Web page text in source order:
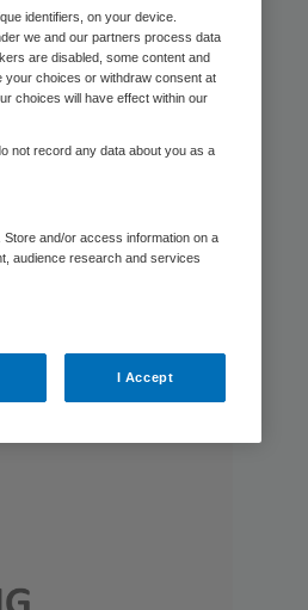
keer gelezen
identifiers, on your device.
we and our partners process data
are disabled, some content and
your choices or withdraw consent at
choices will have effect within our
not record any data about you as a
and/or access information on a
audience research and services
I Accept